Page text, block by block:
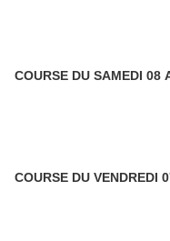
COURSE DU SAMEDI 08
COURSE DU VENDREDI